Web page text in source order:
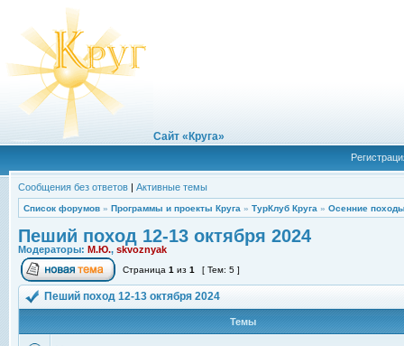
Сайт «Круга»
Сообщения без ответов | Активные темы
Список форумов » Программы и проекты Круга » ТурКлуб Круга » Осенние
Пеший поход 12-13 октября 2024
Модераторы: М.Ю., skvoznyak
Страница 1 из 1 [ Тем: 5 ]
Пеший поход 12-13 октября 2024
Темы